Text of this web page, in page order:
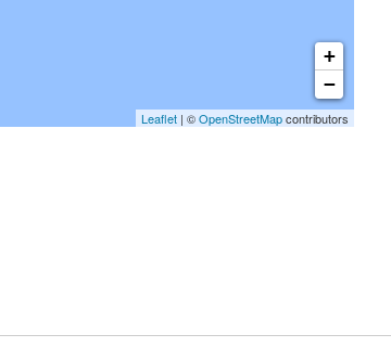
+
−
Leaflet | ©OpenStreetMapcontributors